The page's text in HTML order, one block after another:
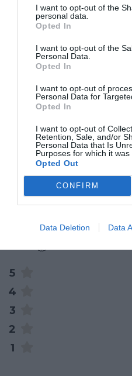
I want to opt-out of the
personal data.
Opted In
I want to opt-out of the
Personal Data.
Opted In
I want to opt-out of
Personal Data for
Opted In
I want to opt-out of
Retention, Sale, and/or
Personal Data that Is
Purposes for which it was
Opted Out
CONFIRM
Data Deletion Data
Výška: 53 cm
Doba dodania: 4-5 týždňov
Materiál:masívne drevo/
Výrobca: MEBIN
5
4
3
2
1